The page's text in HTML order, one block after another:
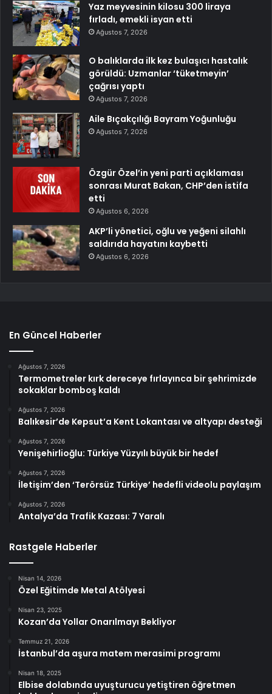
Yaz meyvesinin kilosu 300 liraya
fırladı, emekli isyan etti
Ağustos 7, 2026
O balıklarda ilk kez bulaşıcı hastalık
görüldü: Uzmanlar ‘tüketmeyin’
çağrısı yaptı
Ağustos 7, 2026
Aile Bıçakçılığı Bayram Yoğunluğu
Ağustos 7, 2026
Özgür Özel’in yeni parti açıklaması
sonrası Murat Bakan, CHP’den istifa
etti
Ağustos 6, 2026
AKP’li yönetici, oğlu ve yeğeni silahlı
saldırıda hayatını kaybetti
Ağustos 6, 2026
En Güncel Haberler
Ağustos 7, 2026
Termometreler kırk dereceye fırlayınca bir şehrimizde
sokaklar bomboş kaldı
Ağustos 7, 2026
Balıkesir’de Kepsut’a Kent Lokantası ve altyapı desteği
Ağustos 7, 2026
Yenişehirlioğlu: Türkiye Yüzyılı büyük bir hedef
Ağustos 7, 2026
İletişim’den ‘Terörsüz Türkiye’ hedefli videolu paylaşım
Ağustos 7, 2026
Antalya’da Trafik Kazası: 7 Yaralı
Rastgele Haberler
Nisan 14, 2026
Özel Eğitimde Metal Atölyesi
Nisan 23, 2025
Kozan’da Yollar Onarılmayı Bekliyor
Temmuz 21, 2026
İstanbul’da aşura matem merasimi programı
Nisan 18, 2025
Elbise dolabında uyuşturucu yetiştiren öğretmen